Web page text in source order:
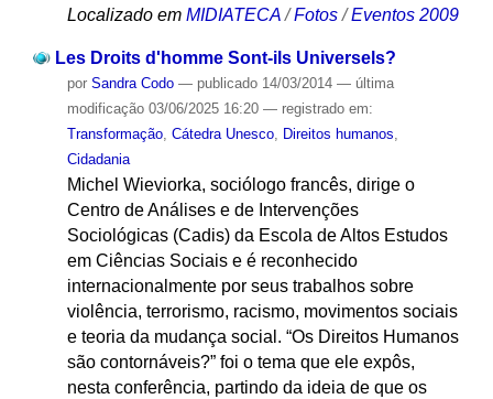
Localizado em MIDIATECA /Fotos /Eventos 2009
Les Droits d'homme Sont-ils Universels?
por Sandra Codo — publicado14/03/2014 — última
modificação03/06/2025 16:20 — registrado em:
Transformação, Cátedra Unesco, Direitos humanos,
Cidadania
Michel Wieviorka, sociólogo francês, dirige o
Centro de Análises e de Intervenções
Sociológicas (Cadis) da Escola de Altos Estudos
em Ciências Sociais e é reconhecido
internacionalmente por seus trabalhos sobre
violência, terrorismo, racismo, movimentos sociais
e teoria da mudança social. “Os Direitos Humanos
são contornáveis?” foi o tema que ele expôs,
nesta conferência, partindo da ideia de que os